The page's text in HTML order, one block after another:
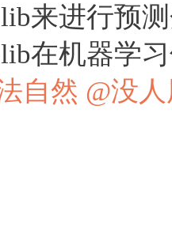
来进行预
在机器学
自然 @没